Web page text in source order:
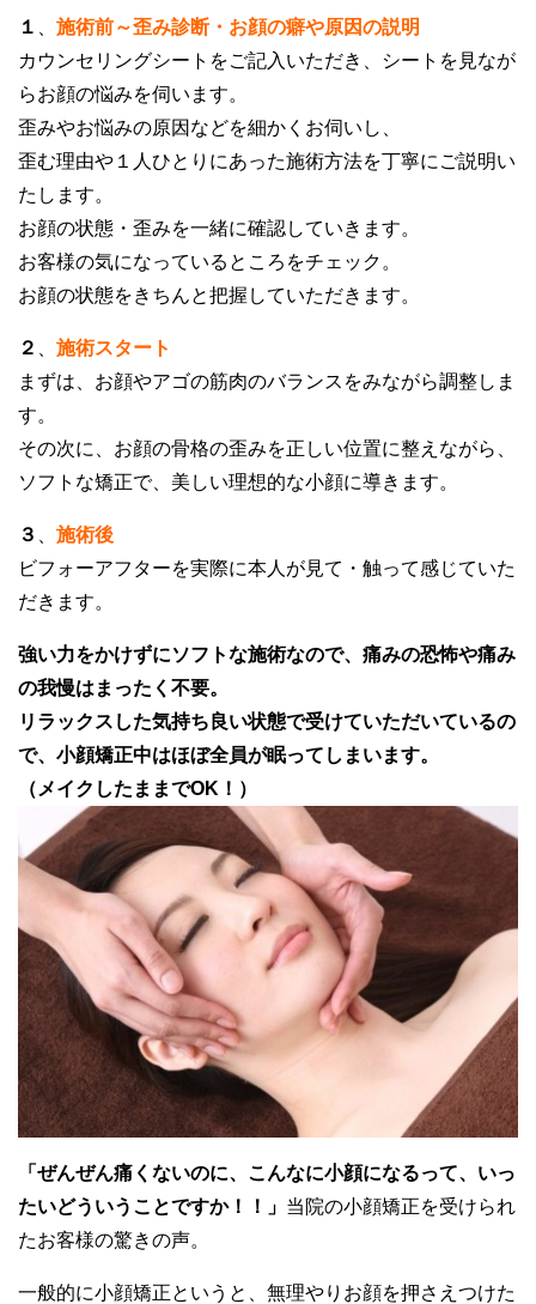
１
施術前～歪み診断・お顔の癖や原因の説明
カウンセリングシートをご記入いただき、シートを見なが
らお顔の悩みを伺います。
歪みやお悩みの原因などを細かくお伺いし、
歪む理由や１人ひとりにあった施術方法を丁寧にご説明い
たします。
お顔の状態・歪みを一緒に確認していきます。
お客様の気になっているところをチェック。
お顔の状態をきちんと把握していただきます。
２
施術スタート
まずは、お顔やアゴの筋肉のバランスをみながら調整しま
す。
その次に、お顔の骨格の歪みを正しい位置に整えながら、
ソフトな矯正で、美しい理想的な小顔に導きます。
３
施術後
ビフォーアフターを実際に本人が見て・触って感じていた
だきます。
強い力をかけずにソフトな施術なので、痛みの恐怖や痛み
の我慢はまったく不要。
リラックスした気持ち良い状態で受けていただいているの
で、小顔矯正中はほぼ全員が眠ってしまいます。
（メイクしたままでOK！）
「ぜんぜん痛くないのに、こんなに小顔になるって、いっ
たいどういうことですか！！」 当院の小顔矯正を受けられ
たお客様の驚きの声。
一般的に小顔矯正というと、無理やりお顔を押さえつけた